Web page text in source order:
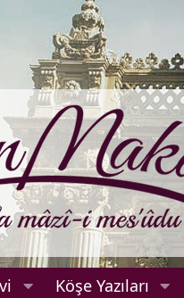
Köşe Yazıları